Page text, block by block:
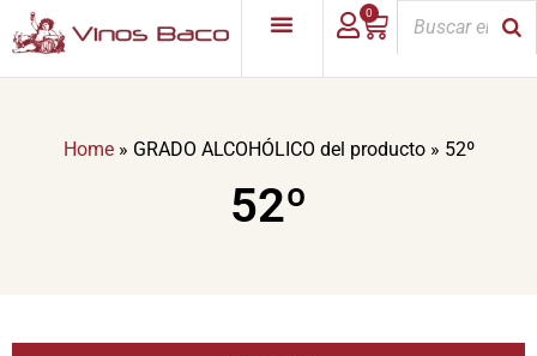
0
Home» GRADO ALCOHÓLICO del producto» 52º
52º